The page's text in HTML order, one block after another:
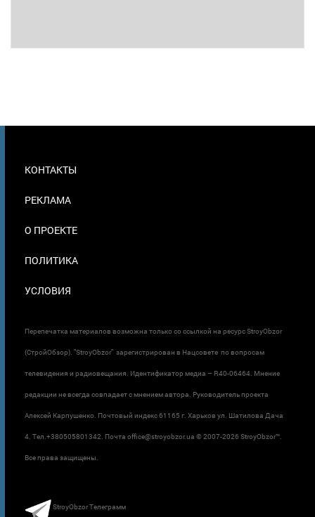
В
КОНТАКТЫ
РЕКЛАМА
О ПРОЕКТЕ
ПОЛИТИКА
УСЛОВИЯ
Перепечатка материалов возможна только со ссылкой на ресурс StroyObzor
(СтройОбзор). "StroyObzor" зарегистрирован в Нацсовете по вопросам
телевидения и радиовещания. Идентификатор медиа – R40-06464. Мнение
редакции не всегда совпадает с мнением автора. Руководитель проекта
Алексей Карпушенко. Почтовый индекс 61165 г. Харьков ул. Шатилова Дача
4. Тел.+380505801342. Почта office@stroyobzor.ua © 2007-2026 StroyObzor™.
Все права защищены.
StroyObzor Телеграмм